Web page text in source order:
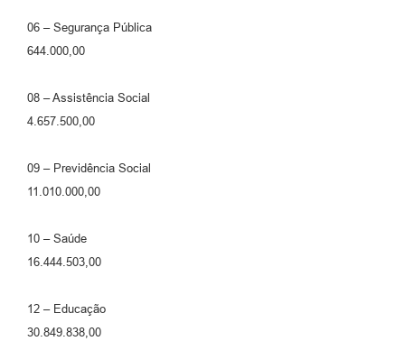
06 – Segurança Pública
644.000,00
08 – Assistência Social
4.657.500,00
09 – Previdência Social
11.010.000,00
10 – Saúde
16.444.503,00
12 – Educação
30.849.838,00